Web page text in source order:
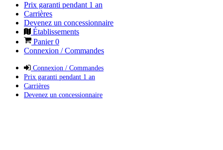
Prix garanti pendant 1 an
Carrières
Devenez un concessionnaire
Établissements
Panier0
Connexion / Commandes
Connexion / Commandes
Prix garanti pendant 1 an
Carrières
Devenez un concessionnaire